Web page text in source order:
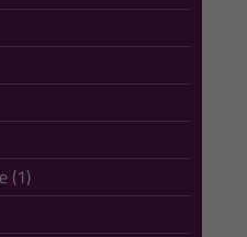
(1)